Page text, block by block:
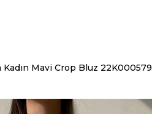
Kadın Mavi Crop Bluz 22K000579